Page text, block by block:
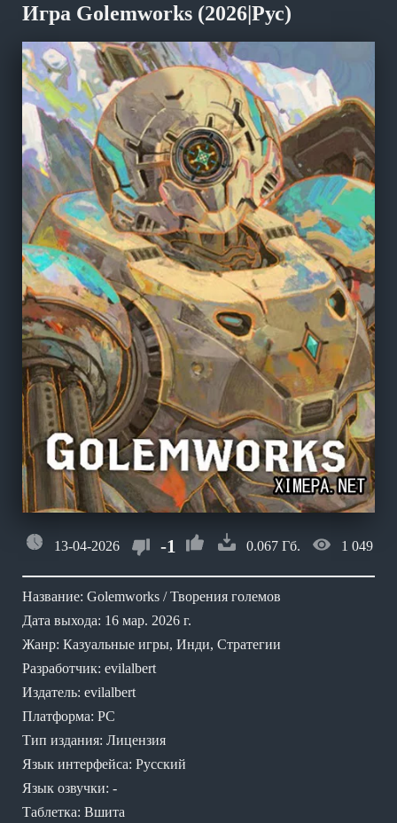
Игра Golemworks (2026|Рус)
13-04-2026 -1 0.067 Гб. 1 049
Название: Golemworks / Творения големов
Дата выхода: 16 мар. 2026 г.
Жанр: Казуальные игры, Инди, Стратегии
Разработчик: evilalbert
Издатель: evilalbert
Платформа: PC
Тип издания: Лицензия
Язык интерфейса: Русский
Язык озвучки: -
Таблетка: Вшита